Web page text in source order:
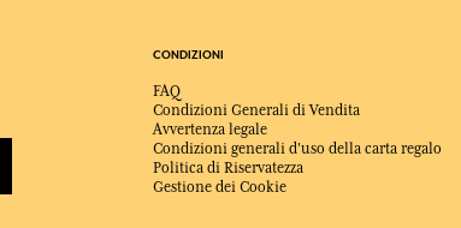
CONDIZIONI
FAQ
Condizioni Generali di Vendita
Avvertenza legale
Condizioni generali d'uso della carta regalo
Politica di Riservatezza
Gestione dei Cookie